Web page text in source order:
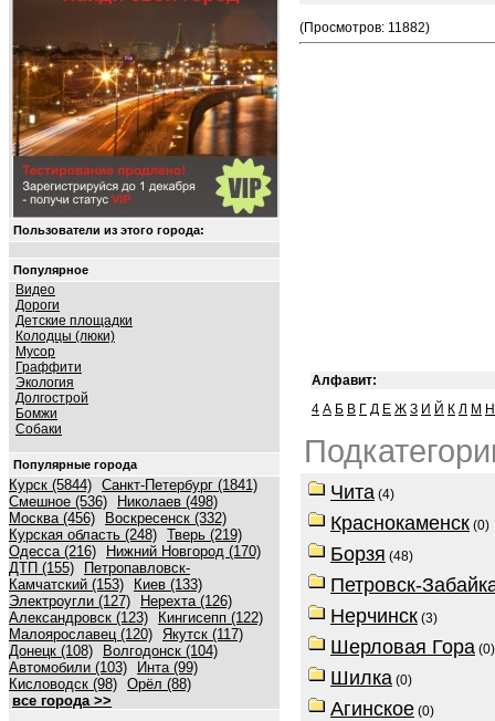
Пользователи из этого города:
Популярное
Видео
Дороги
Детские площадки
Колодцы (люки)
Мусор
Граффити
Экология
Долгострой
Бомжи
Собаки
Популярные города
Курск (5844) Санкт-Петербург (1841)
Смешное (536)
Николаев (498)
Москва (456)
Воскресенск (332)
Курская область (248) Тверь (219)
Одесса (216)
Нижний Новгород (170)
ДТП (155)
Петропавловск-
Камчатский (153)
Киев (133)
Электроугли (127)
Нерехта (126)
Александровск (123)
Кингисепп (122)
Малоярославец (120) Якутск (117)
Донецк (108)
Волгодонск (104)
Автомобили (103)
Инта (99)
Кисловодск (98) Орёл (88)
все города >>
(Просмотров: 11882)
Алфавит:
4 А Б В Г Д Е Ж З И Й К Л М Н
Чита (4)
Краснокаменск (0)
Борзя (48)
Петровск-
Нерчинск (3)
Шерловая Гора (0)
Шилка (0)
Агинское (0)